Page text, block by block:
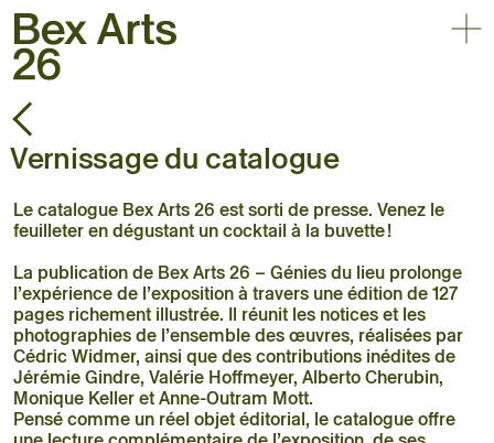
30.05 – 03.10.2026
Triennale d’art contemporain
en plein air
Accueil
Exposition
Artistes
Agenda
Pratique
À propos
Retour
Vernissage du catalogue
Le catalogue Bex Arts 26 est sorti de presse. Venez le
feuilleter en dégustant un cocktail à la buvette !
La publication de Bex Arts 26 – Génies du lieu prolonge
l’expérience de l’exposition à travers une édition de 127
pages richement illustrée. Il réunit les notices et les
photographies de l’ensemble des œuvres, réalisées par
Cédric Widmer, ainsi que des contributions inédites de
Jérémie Gindre, Valérie Hoffmeyer, Alberto Cherubin,
Monique Keller et Anne-Outram Mott.
Pensé comme un réel objet éditorial, le catalogue offre